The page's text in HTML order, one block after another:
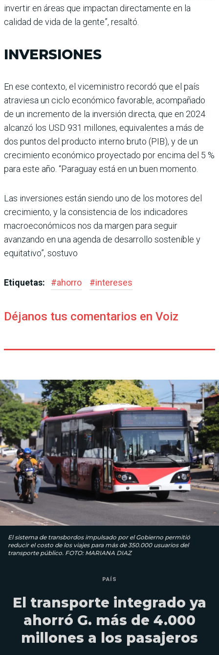
invertir en áreas que impactan directamente en la
calidad de vida de la gente”, resaltó.
INVERSIONES
En ese contexto, el viceministro recordó que el país
atraviesa un ciclo económico favorable, acompañado
de un incremento de la inversión directa, que en 2024
alcanzó los USD 931 millones, equivalentes a más de
dos puntos del producto interno bruto (PIB), y de un
crecimiento económico proyectado por encima del 5 %
para este año. “Paraguay está en un buen momento.
Las inversiones están siendo uno de los motores del
crecimiento, y la consistencia de los indicadores
macroeconómicos nos da margen para seguir
avanzando en una agenda de desarrollo sostenible y
equitativo”, sostuvo
Etiquetas: #ahorro #intereses
Déjanos tus comentarios en Voiz
El sistema de transbordos impulsado por el Gobierno permitió
reducir el costo de los viajes para más de 350.000 usuarios del
transporte público. FOTO: MARIANA DIAZ
PAÍS
El transporte integrado ya
ahorró G. más de 4.000
millones a los pasajeros